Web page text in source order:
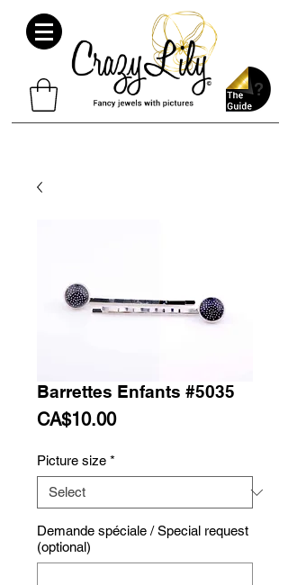
Barrettes Enfants #5035
CA$10.00Price
Picture size *
Demande spéciale / Special request
(optional)